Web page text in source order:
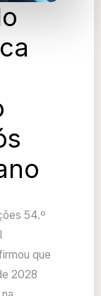
54.º
que
2028